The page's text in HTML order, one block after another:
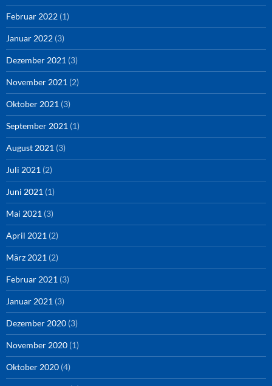
Februar 2022 (1)
Januar 2022 (3)
Dezember 2021 (3)
November 2021 (2)
Oktober 2021 (3)
September 2021 (1)
August 2021 (3)
Juli 2021 (2)
Juni 2021 (1)
Mai 2021 (3)
April 2021 (2)
März 2021 (2)
Februar 2021 (3)
Januar 2021 (3)
Dezember 2020 (3)
November 2020 (1)
Oktober 2020 (4)